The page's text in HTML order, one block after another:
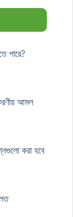
পারে?
আমল
করা হবে